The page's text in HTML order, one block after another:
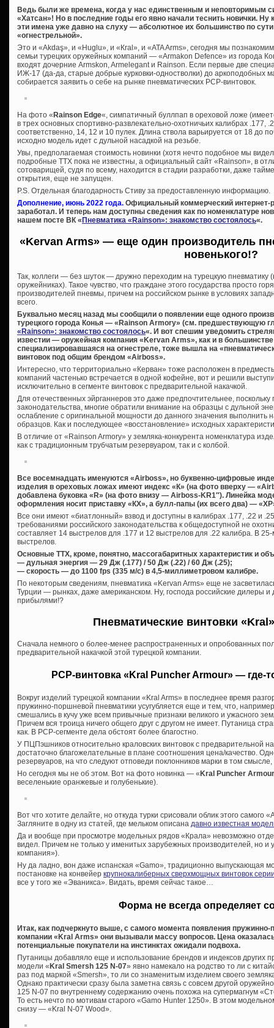
Ведь были же времена, когда у нас единственным и неповторимым
«Хатсан»! Но в последние годы его явно начали теснить новички.
эти имена уже давно на слуху — абсолютное их большинство по
«огнестрельной».
Это и «Akdaş», и «Huglu», и «Кral», и «ATA Arms», сегодня мы
семьи турецких оружейных компаний — «Armakon Defence» из города
входят дочерние Armskon, Armelegant и Rainson. Если первые две
ИЖ-17 (да-да, старые добрые курковки-одностволки) до аркоподобных
собирается заявить о себе на рынке пневматических PCP-винтовок.
На фото « Rainson Edge«, симпатичный буллпап в ореховой ложе
в трех основных спортивно-развлекательно-охотничьих калибрах .177,
соответственно, 14, 12 и 10 пулек. Длина ствола варьируется от 18 до
исходно модель идет с дульной насадкой на резьбе.
Увы, предполагаемая стоимость новинки (хотя нечто подобное мы
подробные ТТХ пока не известны, а официальный сайт «Rainson», в
сотоварищей, судя по всему, находится в стадии разработки, даже
открытия, еще не запущен.
P.S. Отдельная благодарность Стиву за предоставленную информацию.
Дополнение, июнь 2022 года. Официальный коммерческий интернет-
заработал. И теперь нам доступны сведения как по номенклатуре
нашем посте ВК « Пневматика «Rainson»: знакомство состоялось«.
«Kervan Arms» — еще один производитель
новенького!?
Так, коллеги — без шуток — дружно переходим на турецкую пневматику
оружейниках). Такое чувство, что граждане этого государства просто
производителей пневмы, причем на российском рынке в условиях
всего.
Буквально месяц назад мы сообщили о появлении еще одного
турецкого города Конья — «Rainson Armory» (см. предшествующую
«Rainson»: знакомство состоялось«. И вот спешим уведомить
известии — оружейная компания «Kervan Arms», как и в
специализировавшаяся на огнестреле, тоже вышла на
винтовок под общим брендом «Airboss».
Интересно, что территориально «Керван» тоже расположен в
компаний частенько встречается в одной кофейне, вот и решили
исключительно в сегменте винтовок с предварительной накачкой.
Для отечественных эйрганнеров это даже предпочтительнее,
законодательства, многие обратили внимание на образцы с дульной
ослабление с оригинальной мощности до данного значения
образцов. Как и последующее «восстановление» исходных
В отличие от «Rainson Armory» у земляка-конкурента номенклатура
как с традиционным трубчатым резервуаром, так и с колбой.
Все восемнадцать именуются «Airboss», но буквенно-цифровые
изделия в ореховых ложах имеют индекс «К» (на фото вверху —
добавлена буковка «R» (на фото внизу — Airboss-KR1″). Линейка
оформления носит приставку «КХ», а булл-папы (их всего два) —
Все они имеют «биатлонный» взвод и доступны в калибрах .177, .22 и
требованиями российского законодательства к общедоступной не
составляет 14 выстрелов для .177 и 12 выстрелов для .22 калибра. В
выстрелов.
Основные ТТХ, кроме, понятно, массогабаритных характеристик и
— дульная энергия — 29 Дж (.177) / 50 Дж (.22) / 60 Дж (.25);
— скорость — до 1100 fps (335 м/с) в 4,5-миллиметровом калибре.
По некоторым сведениям, пневматика «Kervan Arms» еще не
Турции — рынках, даже американском. Ну, господа российские дилеры
прибылями!?
Пневматические винтовки
Сначала немного о более-менее распространенных и опробованных
предварительной накачкой этой турецкой компании.
PCP-винтовка «Kral Puncher Armour» —
Вокруг изделий турецкой компании «Kral Arms» в последнее время
пружинно-поршневой пневматики усугубляется еще и тем, что,
смешались в кучу уже всем привычные признаки великого и ужасного
Причем вся троица ничего общего друг с другом не имеет. Путаница
как. В PCP-сегменте дела обстоят более благостно.
У ПЦПэшников относительно краловских винтовок с предварительной
достаточно благожелательные в плане соотношения цена/качество.
резервуаров, на что следуют отповеди поклонников марки в том
Но сегодня мы не об этом. Вот на фото новинка — « Kral Puncher Armour
веселенькие оранжевые и голубенькие).
Вот что хотите делайте, но откуда турки срисовали облик этого самого
Загляните в одну из статей, где мельком описана давно известная
Да и вообще при просмотре модельных рядов «Крала» невозможно
видел. Причем не только у именитых зарубежных производителей, но и
компания»).
Ну да ладно, вон даже испанская «Gamo», традиционно выпускающая
постановке на конвейер крупнокалиберных сверхмощных винтовок
все у того же «Эваникса». Видать, время сейчас такое…
Форма не всегда определяет
Итак, как подчеркнуто выше, с самого момента появления
компании «Kral Arms» они вызывали массу вопросов. Цена
потенциальные покупатели на инстинктах ожидали подвоха.
Путаницы добавляло еще и использование брендов и индексов других
модели « Kral Smersh 125 N-07» явно намекало на родство то ли с
раз под маркой «Smersh», то ли со знаменитым изделием своего
Однако практически сразу была заметна связь с совсем другой
125 N-07 по внутреннему содержанию очень похожа на супермагнум
То есть нечто по мотивам старого «Gamo Hunter 1250». В этом
снизу — «Kral N-07 Wood».